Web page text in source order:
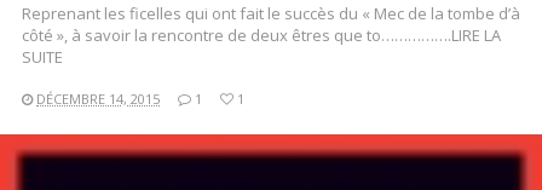
Reprenant les ficelles qui ont fait le succès du « Mec de la tombe d’à
côté », à savoir la rencontre de deux êtres que to…………….LIRE LA
SUITE
DÉCEMBRE 14, 2015 1 1